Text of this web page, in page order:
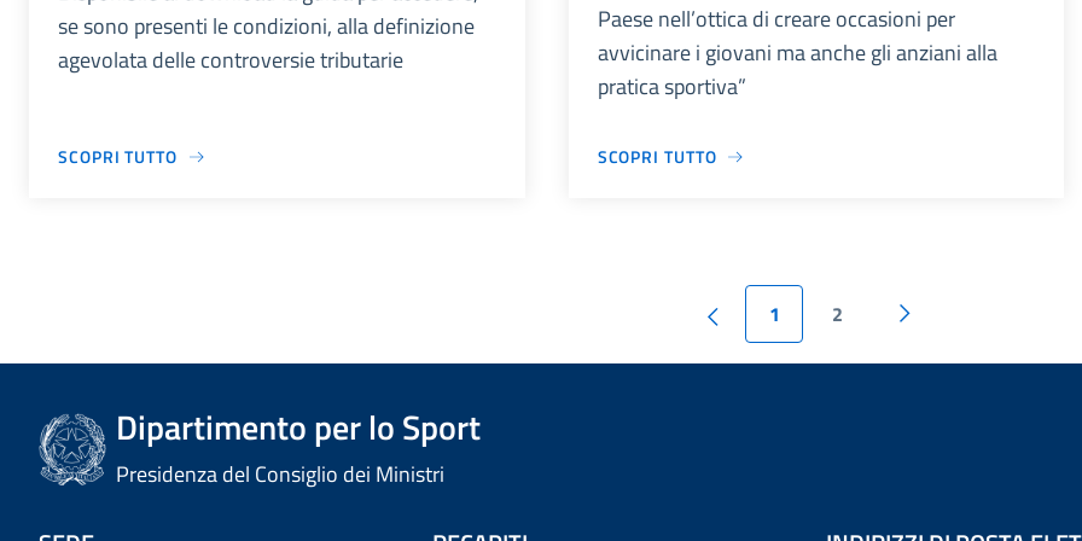
se sono presenti le condizioni, alla definizione
agevolata delle controversie tributarie
SCOPRI TUTTO
Paese nell’ottica di creare occasioni per
avvicinare i giovani ma anche gli anziani alla
pratica sportiva”
SCOPRI TUTTO
1 2
Dipartimento per lo Sport
Presidenza del Consiglio dei Ministri